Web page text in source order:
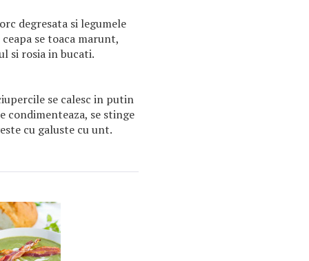
degresata si legumele
se toaca marunt,
si rosia in bucati.
se calesc in putin
condimenteaza, se stinge
cu galuste cu unt.